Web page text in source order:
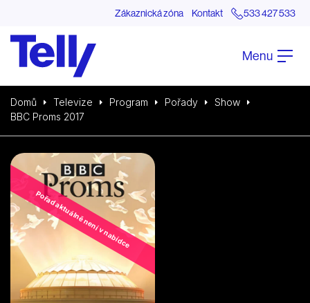
Zákaznická zóna Kontakt 533 427 533
Menu
Domů Televize Program Pořady
Show
BBC Proms 2017
Pořad aktuálně není v nabídce